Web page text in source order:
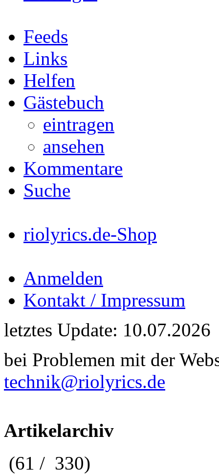
Feeds
Links
Helfen
Gästebuch
eintragen
ansehen
Kommentare
Suche
riolyrics.de-Shop
Anmelden
Kontakt / Impressum
letztes Update: 10.07.2026
bei Problemen mit der
technik@riolyrics.de
Artikelarchiv
(61 / 330)